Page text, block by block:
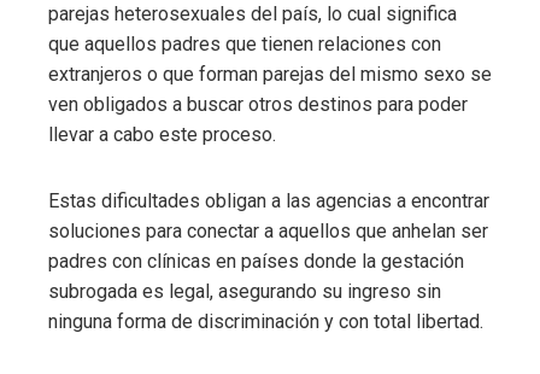
parejas heterosexuales del país, lo cual significa
que aquellos padres que tienen relaciones con
extranjeros o que forman parejas del mismo sexo se
ven obligados a buscar otros destinos para poder
llevar a cabo este proceso.
Estas dificultades obligan a las agencias a encontrar
soluciones para conectar a aquellos que anhelan ser
padres con clínicas en países donde la gestación
subrogada es legal, asegurando su ingreso sin
ninguna forma de discriminación y con total libertad.